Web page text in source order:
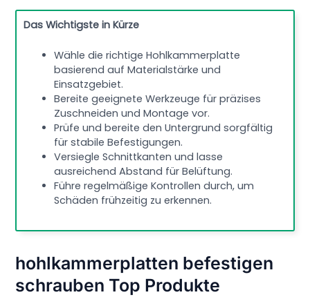
Das Wichtigste in Kürze
Wähle die richtige Hohlkammerplatte
basierend auf Materialstärke und
Einsatzgebiet.
Bereite geeignete Werkzeuge für präzises
Zuschneiden und Montage vor.
Prüfe und bereite den Untergrund sorgfältig
für stabile Befestigungen.
Versiegle Schnittkanten und lasse
ausreichend Abstand für Belüftung.
Führe regelmäßige Kontrollen durch, um
Schäden frühzeitig zu erkennen.
hohlkammerplatten befestigen
schrauben Top Produkte